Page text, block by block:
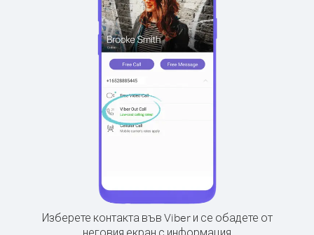
Изберете контакта във Viber и се обадете от
неговия екран с информация